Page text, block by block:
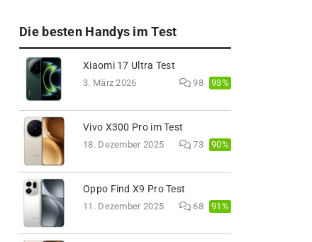
Die besten Handys im Test
Xiaomi 17 Ultra Test
3. März 2026 98 93%
Vivo X300 Pro im Test
18. Dezember 2025 73 90%
Oppo Find X9 Pro Test
11. Dezember 2025 68 91%